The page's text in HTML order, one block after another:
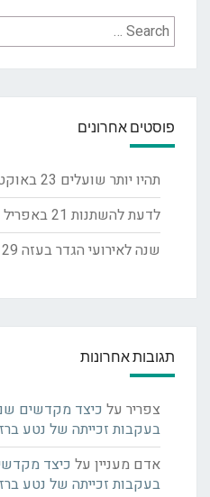
Search
for:
פוסטים אחרונים
תהיו יותר שועלים 23 באוקטובר 2020
לדעת להשתנות 21 באפריל 2019
שנה לאירועי הגדר בעזה 29 במרץ 2019
תגובות אחרונות
צפרירעל כיצד מקדשים
בעקבות זכייתה של נטע
אדם מענייןעל כיצד
בעקבות זכייתה של נטע